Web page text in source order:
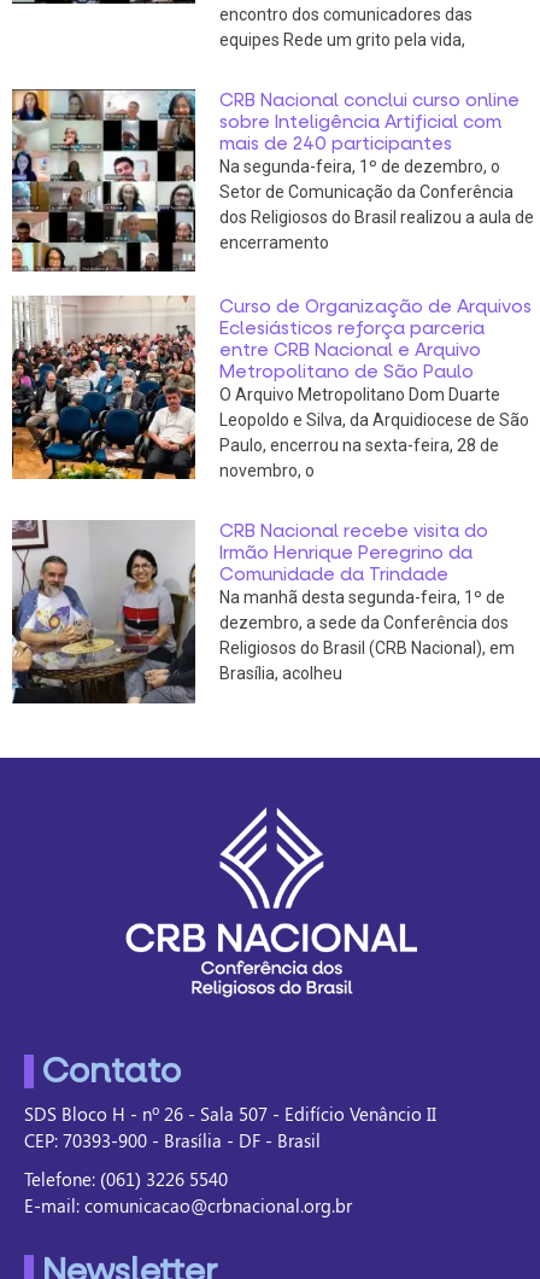
encontro dos comunicadores das
equipes Rede um grito pela vida,
CRB Nacional conclui curso online
sobre Inteligência Artificial com
mais de 240 participantes
Na segunda-feira, 1º de dezembro, o
Setor de Comunicação da Conferência
dos Religiosos do Brasil realizou a aula de
encerramento
Curso de Organização de Arquivos
Eclesiásticos reforça parceria
entre CRB Nacional e Arquivo
Metropolitano de São Paulo
O Arquivo Metropolitano Dom Duarte
Leopoldo e Silva, da Arquidiocese de São
Paulo, encerrou na sexta-feira, 28 de
novembro, o
CRB Nacional recebe visita do
Irmão Henrique Peregrino da
Comunidade da Trindade
Na manhã desta segunda-feira, 1º de
dezembro, a sede da Conferência dos
Religiosos do Brasil (CRB Nacional), em
Brasília, acolheu
Contato
SDS Bloco H - nº 26 - Sala 507 - Edifício Venâncio II
CEP: 70393-900 - Brasília - DF - Brasil
Telefone: (061) 3226 5540
E-mail: comunicacao@crbnacional.org.br